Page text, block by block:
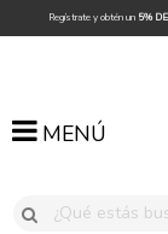
Regístrate y obtén un 5%
MENÚ
MENÚ